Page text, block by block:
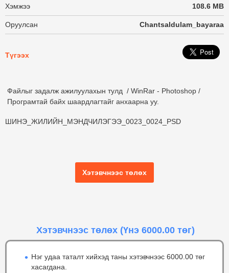
Хэмжээ 108.6 MB
Оруулсан Chantsaldulam_bayaraa
Түгээх
Файлыг задалж ажилуулахын тулд / WinRar - Photoshop /
Програмтай байх шаардлагтайг анхаарна уу.
ШИНЭ_ЖИЛИЙН_МЭНДЧИЛЭГЭЭ_0023_0024_PSD
Хэтэвчнээс төлөх
Хэтэвчнээс төлөх (Үнэ 6000.00 төг)
Нэг удаа таталт хийхэд таны хэтэвчнээс 6000.00 төг
хасагдана.